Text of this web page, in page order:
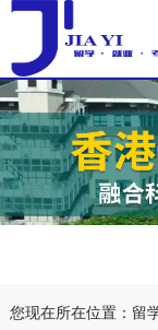
您现在所在位置： 留